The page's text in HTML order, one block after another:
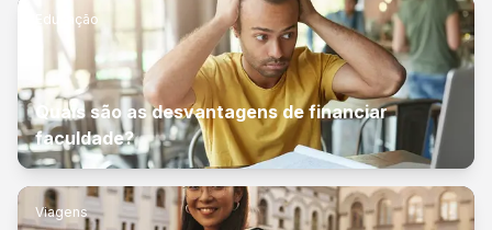
Educação
Quais são as desvantagens de financiar
faculdade?
Viagens